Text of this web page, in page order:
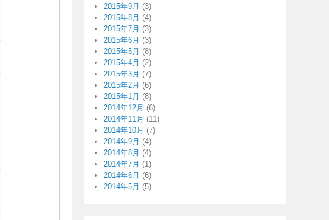
2015年9月 (3)
2015年8月 (4)
2015年7月 (3)
2015年6月 (3)
2015年5月 (8)
2015年4月 (2)
2015年3月 (7)
2015年2月 (6)
2015年1月 (8)
2014年12月 (6)
2014年11月 (11)
2014年10月 (7)
2014年9月 (4)
2014年8月 (4)
2014年7月 (1)
2014年6月 (6)
2014年5月 (5)